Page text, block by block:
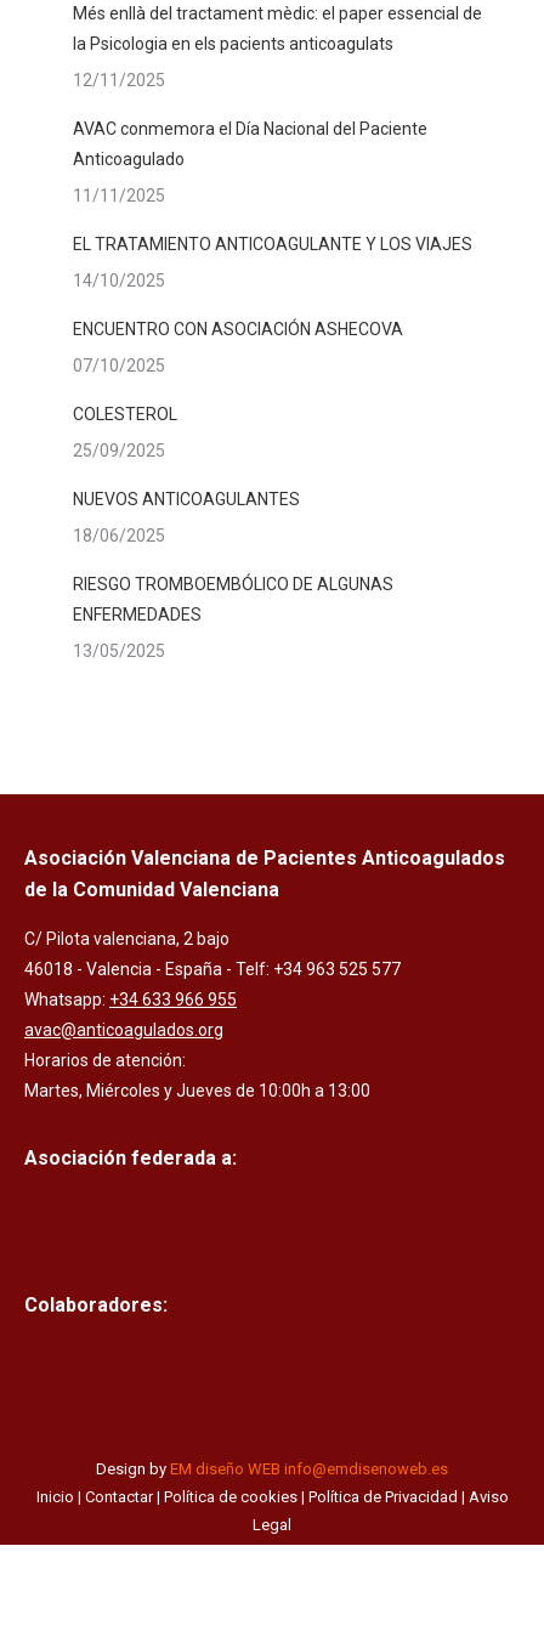
Més enllà del tractament mèdic: el paper essencial de
la Psicologia en els pacients anticoagulats
12/11/2025
AVAC conmemora el Día Nacional del Paciente
Anticoagulado
11/11/2025
EL TRATAMIENTO ANTICOAGULANTE Y LOS VIAJES
14/10/2025
ENCUENTRO CON ASOCIACIÓN ASHECOVA
07/10/2025
COLESTEROL
25/09/2025
NUEVOS ANTICOAGULANTES
18/06/2025
RIESGO TROMBOEMBÓLICO DE ALGUNAS
ENFERMEDADES
13/05/2025
Asociación Valenciana de Pacientes Anticoagulados
de la Comunidad Valenciana
C/ Pilota valenciana, 2 bajo
46018 - Valencia - España - Telf: +34 963 525 577
Whatsapp: +34 633 966 955
avac@anticoagulados.org
Horarios de atención:
Martes, Miércoles y Jueves de 10:00h a 13:00
Asociación federada a:
Colaboradores:
Design by EM diseño WEB info@emdisenoweb.es
Inicio | Contactar| Política de cookies| Política de Privacidad | Aviso
Legal